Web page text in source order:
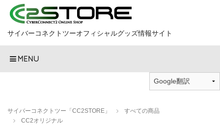
サイバーコネクトツーオフィシャルグッズ情報サイト
MENU
サイバーコネクトツー「CC2STORE」
すべての商品
CC2オリジナル